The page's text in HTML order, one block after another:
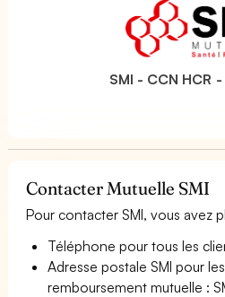
SMI - CCN HCR
Contacter Mutuelle SMI
Pour contacter SMI, vous avez
Téléphone pour tous les
Adresse postale SMI pour
remboursement mutuelle :